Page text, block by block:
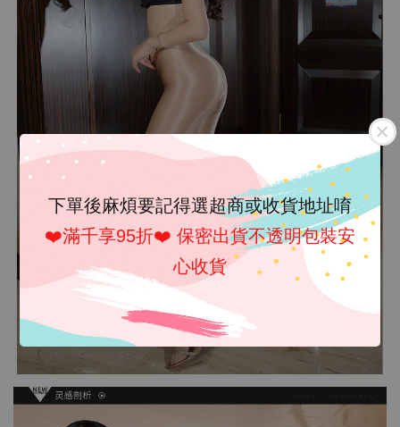
下單後麻煩要記得選超商或收貨地址唷
❤️滿千享95折❤️ 保密出貨不透明包裝安
心收貨